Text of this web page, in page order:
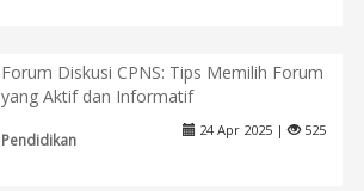
Forum Diskusi CPNS: Tips Memilih Forum
yang Aktif dan Informatif
Pendidikan
24 Apr 2025 | 525